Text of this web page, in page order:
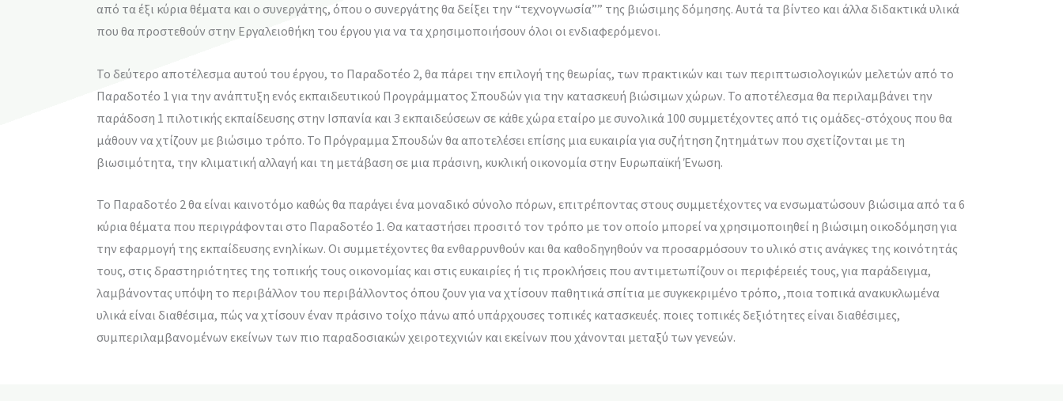
από τα έξι κύρια θέματα και ο συνεργάτης, όπου ο συνεργάτης θα δείξει την “τεχνογνωσία”” της βιώσιμης δόμησης. Αυτά τα βίντεο και άλλα διδακτικά υλικά
που θα προστεθούν στην Εργαλειοθήκη του έργου για να τα χρησιμοποιήσουν όλοι οι ενδιαφερόμενοι.
Το δεύτερο αποτέλεσμα αυτού του έργου, το Παραδοτέο 2, θα πάρει την επιλογή της θεωρίας, των πρακτικών και των περιπτωσιολογικών μελετών από το
Παραδοτέο 1 για την ανάπτυξη ενός εκπαιδευτικού Προγράμματος Σπουδών για την κατασκευή βιώσιμων χώρων. Το αποτέλεσμα θα περιλαμβάνει την
παράδοση 1 πιλοτικής εκπαίδευσης στην Ισπανία και 3 εκπαιδεύσεων σε κάθε χώρα εταίρο με συνολικά 100 συμμετέχοντες από τις ομάδες-στόχους που θα
μάθουν να χτίζουν με βιώσιμο τρόπο. Το Πρόγραμμα Σπουδών θα αποτελέσει επίσης μια ευκαιρία για συζήτηση ζητημάτων που σχετίζονται με τη
βιωσιμότητα, την κλιματική αλλαγή και τη μετάβαση σε μια πράσινη, κυκλική οικονομία στην Ευρωπαϊκή Ένωση.
Το Παραδοτέο 2 θα είναι καινοτόμο καθώς θα παράγει ένα μοναδικό σύνολο πόρων, επιτρέποντας στους συμμετέχοντες να ενσωματώσουν βιώσιμα από τα 6
κύρια θέματα που περιγράφονται στο Παραδοτέο 1. Θα καταστήσει προσιτό τον τρόπο με τον οποίο μπορεί να χρησιμοποιηθεί η βιώσιμη οικοδόμηση για
την εφαρμογή της εκπαίδευσης ενηλίκων. Οι συμμετέχοντες θα ενθαρρυνθούν και θα καθοδηγηθούν να προσαρμόσουν το υλικό στις ανάγκες της κοινότητάς
τους, στις δραστηριότητες της τοπικής τους οικονομίας και στις ευκαιρίες ή τις προκλήσεις που αντιμετωπίζουν οι περιφέρειές τους, για παράδειγμα,
λαμβάνοντας υπόψη το περιβάλλον του περιβάλλοντος όπου ζουν για να χτίσουν παθητικά σπίτια με συγκεκριμένο τρόπο, ,ποια τοπικά ανακυκλωμένα
υλικά είναι διαθέσιμα, πώς να χτίσουν έναν πράσινο τοίχο πάνω από υπάρχουσες τοπικές κατασκευές. ποιες τοπικές δεξιότητες είναι διαθέσιμες,
συμπεριλαμβανομένων εκείνων των πιο παραδοσιακών χειροτεχνιών και εκείνων που χάνονται μεταξύ των γενεών.